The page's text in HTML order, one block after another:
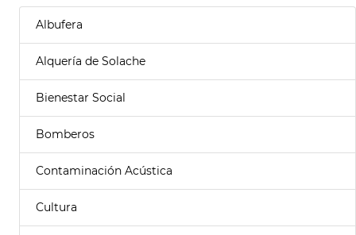
Albufera
Alquería de Solache
Bienestar Social
Bomberos
Contaminación Acústica
Cultura